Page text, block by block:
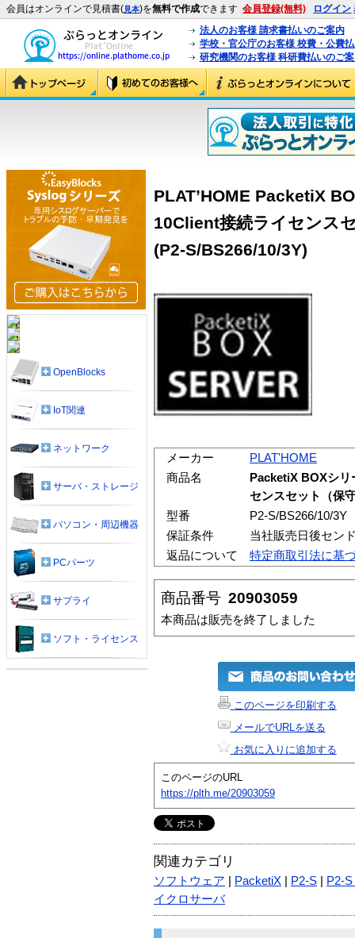
会員はオンラインで見積書(見本)を無料で作成できます 会員登録(無料) ログイン
法人のお客様 請求書払いのご案内
学校・官公庁のお客様 校費・公費
研究機関のお客様 科研費払いのご
PLAT’HOME PacketiX
10Client接続ライセンス
(P2-S/BS266/10/3Y)
メーカー
PLAT'HOME
商品名
PacketiX BOXシ
センスセット（保
型番
P2-S/BS266/10/3Y
保証条件
当社販売日後セン
返品について
特定商取引法に基
商品番号 20903059
本商品は販売を終了しました
このページを印刷する
メールでURLを送る
お気に入りに追加する
このページのURL
https://plth.me/20903059
関連カテゴリ
ソフトウェア PacketiX P2-S
P2-
イクロサーバ
OpenBlocks
IoT関連
ネットワーク
サーバ・ストレージ
パソコン・周辺機器
PCパーツ
サプライ
ソフト・ライセンス